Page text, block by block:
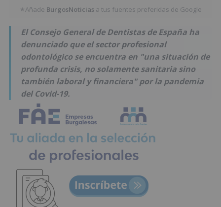
★Añade BurgosNoticias a tus fuentes preferidas de Google
El Consejo General de Dentistas de España ha
denunciado que el sector profesional
odontológico se encuentra en "una situación de
profunda crisis, no solamente sanitaria sino
también laboral y financiera" por la pandemia
del Covid-19.